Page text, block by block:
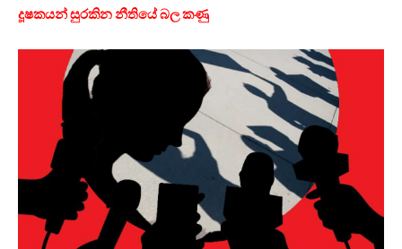
දූෂකයන් සුරකින නීතියේ බල කණු